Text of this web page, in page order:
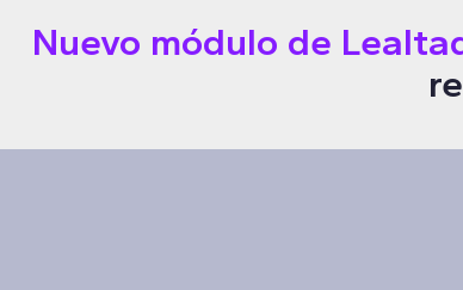
Nuevo módulo de